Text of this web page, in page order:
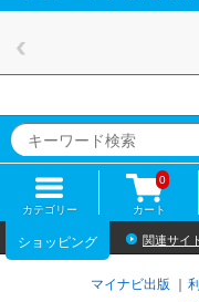
カテゴリー カート
0
ショッピング 関連サイ
マイナビ出版